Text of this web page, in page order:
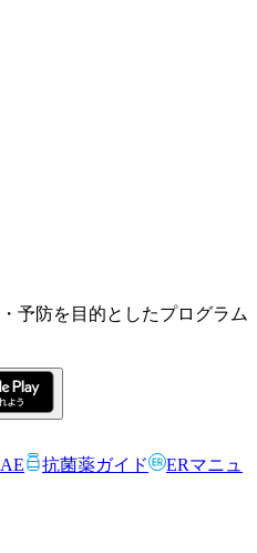
予防を目的としたプログラム
抗菌薬ガイド
ERマニュ